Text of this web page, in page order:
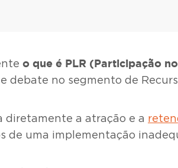
o que é PLR (Participação
debate no segmento de
diretamente a atração e a
de uma implementação